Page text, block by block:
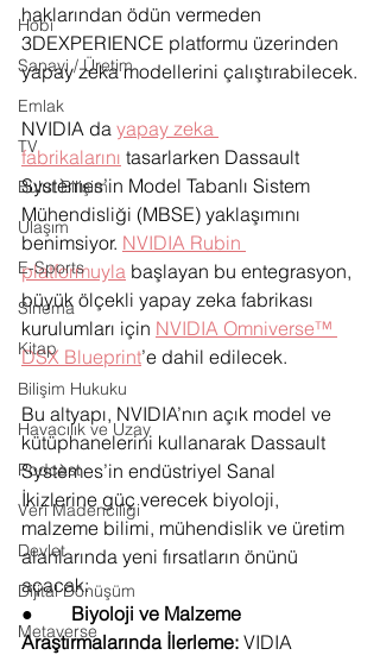
Hobi
Sanayi / Üretim
Emlak
TV
Bulut Bilişim
Ulaşım
E-Sports
Sinema
Kitap
Bilişim Hukuku
Havacılık ve Uzay
Podcast
Veri Madenciliği
Devlet
Dijital Dönüşüm
Metaverse
haklarından ödün vermeden
3DEXPERIENCE platformu üzerinden
yapay zeka modellerini çalıştırabilecek.
NVIDIA da yapay zeka
fabrikalarını tasarlarken Dassault
Systèmes’in Model Tabanlı Sistem
Mühendisliği (MBSE) yaklaşımını
benimsiyor. NVIDIA Rubin
platformuyla başlayan bu entegrasyon,
büyük ölçekli yapay zeka fabrikası
kurulumları için NVIDIA Omniverse™
DSX Blueprint’e dahil edilecek.
Bu altyapı, NVIDIA’nın açık model ve
kütüphanelerini kullanarak Dassault
Systèmes’in endüstriyel Sanal
İkizlerine güç verecek biyoloji,
malzeme bilimi, mühendislik ve üretim
alanlarında yeni fırsatların önünü
açacak:
● Biyoloji ve Malzeme
Araştırmalarında İlerleme: VIDIA